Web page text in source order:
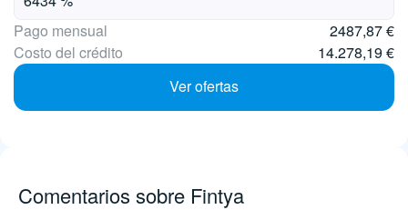
Pago mensual
2487,87 €
Costo del crédito
14.278,19 €
Ver ofertas
Comentarios sobre Fintya